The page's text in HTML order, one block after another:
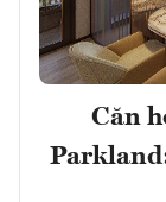
Căn